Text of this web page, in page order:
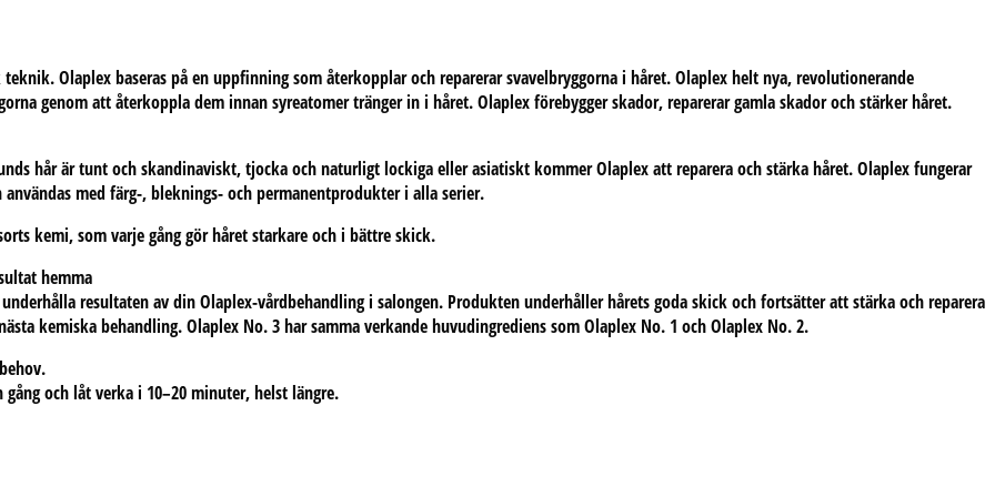
Olaplex baseras på en uppfinning som återkopplar och reparerar svavelbryggorna i håret. Olaplex helt nya, revolutionerande
genom att återkoppla dem innan syreatomer tränger in i håret. Olaplex förebygger skador, reparerar gamla skador och stärker håret.
hår är tunt och skandinaviskt, tjocka och naturligt lockiga eller asiatiskt kommer Olaplex att reparera och stärka håret. Olaplex fungerar
med färg-, bleknings- och permanentprodukter i alla serier.
kemi, som varje gång gör håret starkare och i bättre skick.
hemma
resultaten av din Olaplex-vårdbehandling i salongen. Produkten underhåller hårets goda skick och fortsätter att stärka och reparera
kemiska behandling. Olaplex No. 3 har samma verkande huvudingrediens som Olaplex No. 1 och Olaplex No. 2.
och låt verka i 10–20 minuter, helst längre.